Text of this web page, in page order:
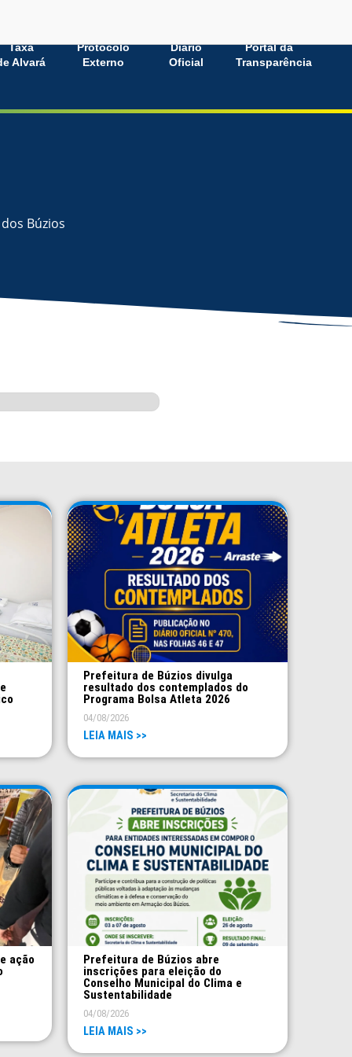
Taxa
Alvará
Protocolo
Externo
Diário
Oficial
Portal da
Transparência
Búzios
Prefeitura de Búzios divulga
resultado dos contemplados do
Programa Bolsa Atleta 2026
04/08/2026
LEIA MAIS >>
ação
Prefeitura de Búzios abre
inscrições para eleição do
Conselho Municipal do Clima e
Sustentabilidade
04/08/2026
LEIA MAIS >>